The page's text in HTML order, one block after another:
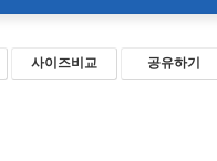
사이즈비교 공유하기